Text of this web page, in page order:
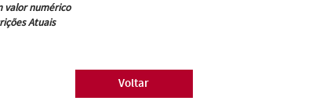
valor numérico
Atuais
Voltar